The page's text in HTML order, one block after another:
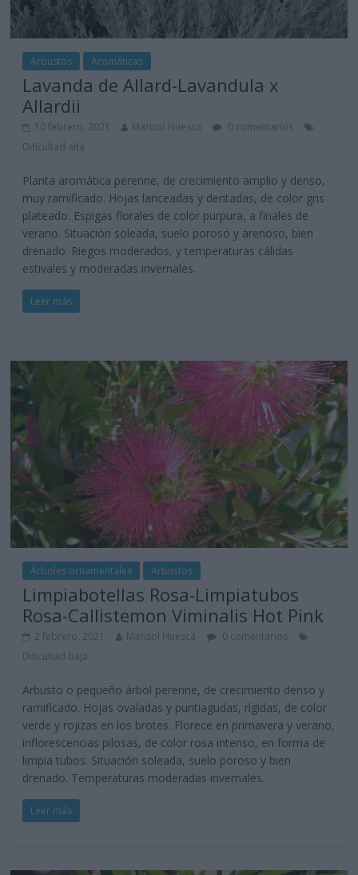
Arbustos Aromáticas
Lavanda de Allard-Lavandula x
Allardii
10 febrero, 2021 Marisol Huesca
0 comentarios
Dificultad alta
Planta aromática perenne, de crecimiento amplio y denso,
muy ramificado. Hojas lanceadas y dentadas, de color gris
plateado. Espigas florales de color purpura, a finales de
verano. Situación soleada, suelo poroso y arenoso, bien
drenado. Riegos moderados, y temperaturas cálidas
estivales y moderadas invernales.
Leer más
Árboles ornamentales Arbustos
Limpiabotellas Rosa-Limpiatubos
Rosa-Callistemon Viminalis Hot Pink
2 febrero, 2021 Marisol Huesca
0 comentarios
Dificultad baja
Arbusto o pequeño árbol perenne, de crecimiento denso y
ramificado. Hojas ovaladas y puntiagudas, rígidas, de color
verde y rojizas en los brotes. Florece en primavera y verano,
inflorescencias pilosas, de color rosa intenso, en forma de
limpia tubos. Situación soleada, suelo poroso y bien
drenado. Temperaturas moderadas invernales.
Leer más